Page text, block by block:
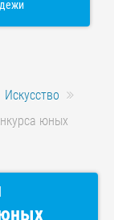
Искусство
юных
юных